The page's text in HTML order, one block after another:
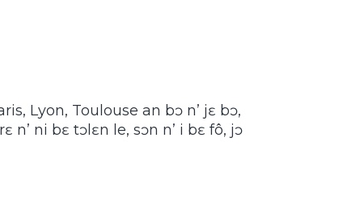
Lyon, Toulouse an bɔ n’ jɛ bɔ,
n’ ni bɛ tɔlɛn le, sɔn n’ i bɛ fô, jɔ